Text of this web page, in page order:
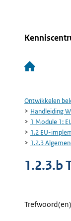
Ontwikkelen
Handleiding
1 Module 1:
1.2 EU-
1.2.3
1.2.3.b